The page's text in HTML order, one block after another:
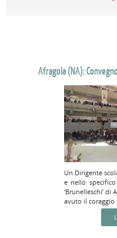
Afragola (NA):
Un Dirigente
e nello
‘Brunelleschi’ di
avuto il coraggio